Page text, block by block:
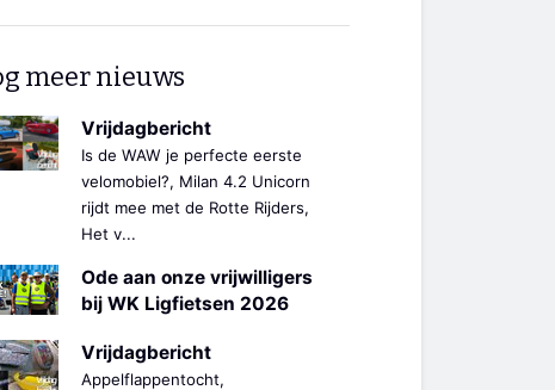
NVHPV
🡺
meer nieuws
Vrijdagbericht
Is de WAW je perfecte eerste
velomobiel?, Milan 4.2 Unicorn
rijdt mee met de Rotte Rijders,
Het v...
Ode aan onze vrijwilligers
bij WK Ligfietsen 2026
Vrijdagbericht
Appelflappentocht,